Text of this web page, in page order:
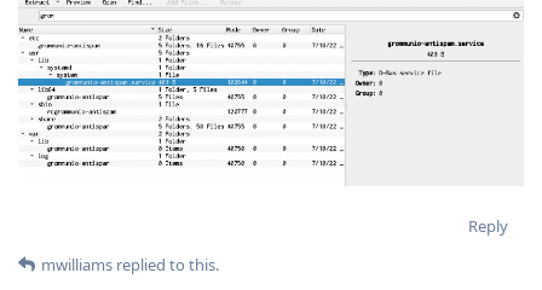
Reply
mwilliams replied to this.